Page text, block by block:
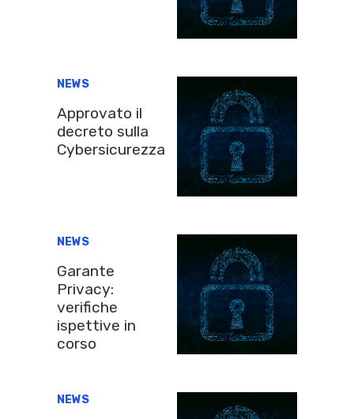
NEWS
Approvato il
decreto sulla
Cybersicurezza
NEWS
Garante
Privacy:
verifiche
ispettive in
corso
NEWS